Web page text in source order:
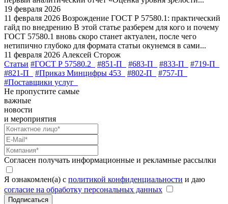
19 февраля 2026
11 февраля 2026 Возрождение ГОСТ Р 57580.1: практический
гайд по внедрению В этой статье разберем для кого и почему
ГОСТ 57580.1 вновь скоро станет актуален, после чего
нетипично глубоко для формата статьи окунемся в сами...
11 февраля 2026 Алексей Сторож
Статьи #ГОСТ Р 57580.2 #851-П #683-П #833-П
#719-П
#821-П
#Приказ Минцифры 453 #802-П
#757-П
#Поставщики услуг
Не пропустите самые
важные
новости
и мероприятия
Согласен получать информационные и рекламные рассылки
Я ознакомлен(а) с политикой конфиденциальности и даю
согласие на обработку персональных данных
Подписаться